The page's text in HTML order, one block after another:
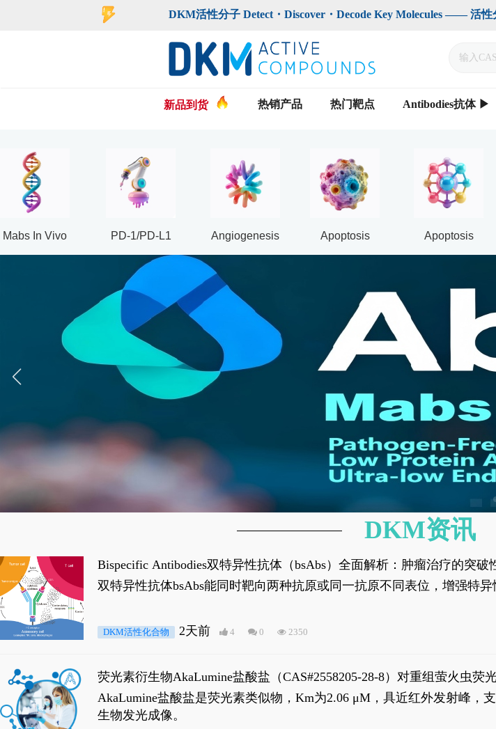
DKM活性分子 Detect・Discover・Decode Key Molecules —— 活性
新品到货 热销产品 热门靶点 Antibodies抗体 ▶
Mabs In Vivo PD-1/PD-L1 Angiogenesis Apoptosis Apoptosis
Bispecific Antibodies双特异性抗体（bsAbs）全面解析：肿瘤治疗的突
双特异性抗体bsAbs能同时靶向两种抗原或同一抗原不同表位，增强特
DKM活性化合物 2天前 4 0 2350
荧光素衍生物AkaLumine盐酸盐（CAS#2558205-28-8）对重组萤火虫
穿透能力，大幅增强成像信噪比，从而实现活体动物模型中极低给药剂
AkaLumine盐酸盐是荧光素类似物，Km为2.06 μM，具近红外发射峰
生物发光成像。
DKM资讯